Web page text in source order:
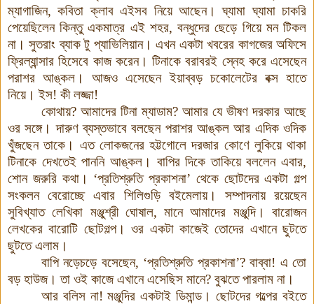
ম্যাগাজিন, কবিতা ক্লাব এইসব নিয়ে আছেন। ঘ্যামা ঘ্যামা চাকরি
পেয়েছিলেন কিন্তু একমাত্র এই শহর, বন্ধুদের ছেড়ে গিয়ে মন টিকল
না। সুতরাং ব্যাক টু প্যাভিলিয়ান। এখন একটা খবরের কাগজের অফিসে
ফ্রিল্যান্সার হিসেবে কাজ করেন। টিনাকে বরাবরই স্নেহ করে এসেছেন
পরাশর আঙ্কল। আজও এসেছেন ইয়াব্বড় চকোলেটের বক্স হাতে
নিয়ে। ইস! কী লজ্জা!
কোথায়? আমাদের টিনা ম্যাডাম? আমার যে ভীষণ দরকার আছে
ওর সঙ্গে। দারুণ ব্যস্তভাবে বলছেন পরাশর আঙ্কল আর এদিক ওদিক
খুঁজছেন তাকে। এত লোকজনের হট্টগোলে দরজার কোণে লুকিয়ে থাকা
টিনাকে দেখতেই পাননি আঙ্কল। বাপির দিকে তাকিয়ে বললেন এবার,
শোন জরুরি কথা। ‘প্রতিশ্রুতি প্রকাশনা’ থেকে ছোটদের একটা গল্প
সংকলন বেরোচ্ছে এবার শিলিগুড়ি বইমেলায়। সম্পাদনায় রয়েছেন
সুবিখ্যাত লেখিকা মঞ্জুশ্রী ঘোষাল, মানে আমাদের মঞ্জুদি। বারোজন
লেখকের বারোটি ছোটগল্প। ওর একটা কাজেই তোদের এখানে ছুটতে
ছুটতে এলাম।
বাপি নড়েচড়ে বসেছেন, ‘প্রতিশ্রুতি প্রকাশনা’? বাব্বা! এ তো
বড় হাউজ। তা ওই কাজে এখানে এসেছিস মানে? বুঝতে পারলাম না।
আর বলিস না! মঞ্জুদির একটাই ডিমান্ড। ছোটদের গল্পের বইতে